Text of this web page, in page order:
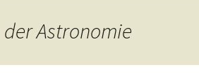
Astronomie